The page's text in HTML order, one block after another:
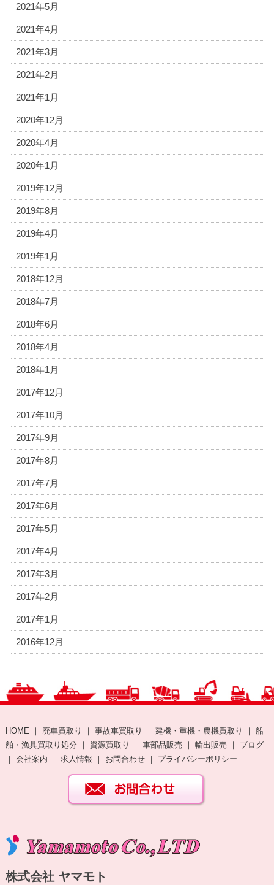
2021年5月
2021年4月
2021年3月
2021年2月
2021年1月
2020年12月
2020年4月
2020年1月
2019年12月
2019年8月
2019年4月
2019年1月
2018年12月
2018年7月
2018年6月
2018年4月
2018年1月
2017年12月
2017年10月
2017年9月
2017年8月
2017年7月
2017年6月
2017年5月
2017年4月
2017年3月
2017年2月
2017年1月
2016年12月
HOME ｜ 廃車買取り ｜ 事故車買取り ｜ 建機・重機・農機買取り ｜ 船
舶・漁具買取り処分 ｜ 資源買取り ｜ 車部品販売 ｜ 輸出販売 ｜ ブログ
｜ 会社案内 ｜ 求人情報 ｜ お問合わせ｜ プライバシーポリシー
株式会社 ヤマモト